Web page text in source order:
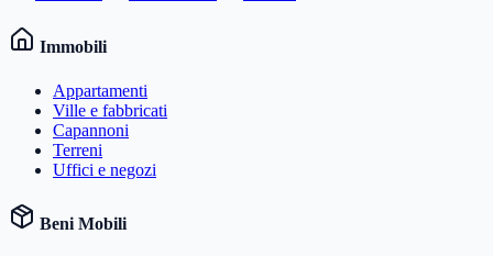
Immobili
Appartamenti
Ville e fabbricati
Capannoni
Terreni
Uffici e negozi
Beni Mobili